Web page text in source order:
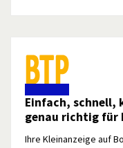
Einfach, schnell,
genau richtig für
Ihre Kleinanzeige auf